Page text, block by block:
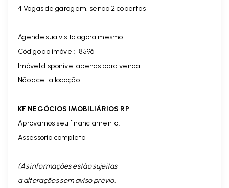
4 Vagas de garagem, sendo 2 cobertas
Agende sua visita agora mesmo.
Código do imóvel: 18596
Imóvel disponível apenas para venda.
Não aceita locação.
KF NEGÓCIOS IMOBILIÁRIOS RP
Aprovamos seu financiamento.
Assessoria completa
(As informações estão sujeitas
a alterações sem aviso prévio.